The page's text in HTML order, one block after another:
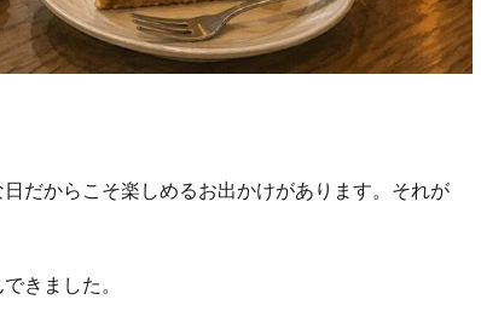
だからこそ楽しめるお出かけがあります。それが
きました。